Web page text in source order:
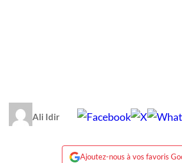
Ali Idir
Ajoutez-nous à vos favoris